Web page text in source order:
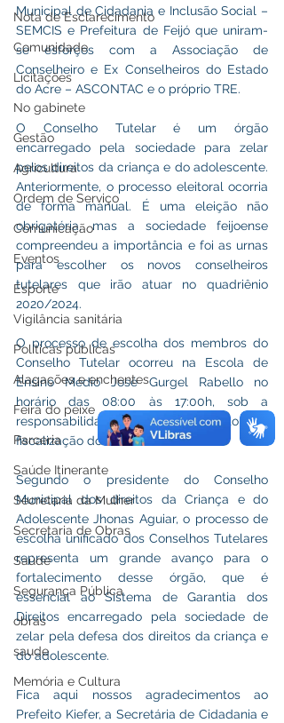
Nota de Esclarecimento
Comunidade
Licitações
No gabinete
Gestão
Agricultura
Ordem de Serviço
Comunicação
Eventos
Esporte
Vigilância sanitária
Políticas públicas
Alagações e enchentes
Feira do peixe
Parceria
Saúde Itinerante
Secretaria da Mulher
Secretaria de Obras
Saúde
Segurança Pública
obras
saude
Memória e Cultura
Municipal de Cidadania e Inclusão Social –
SEMCIS e Prefeitura de Feijó que uniram-
se esforços com a Associação de
Conselheiro e Ex Conselheiros do Estado
do Acre – ASCONTAC e o próprio TRE.
O Conselho Tutelar é um órgão
encarregado pela sociedade para zelar
pelos direitos da criança e do adolescente.
Anteriormente, o processo eleitoral ocorria
de forma manual. É uma eleição não
obrigatória, mas a sociedade feijoense
compreendeu a importância e foi as urnas
para escolher os novos conselheiros
tutelares que irão atuar no quadriênio
2020/2024.
O processo de escolha dos membros do
Conselho Tutelar ocorreu na Escola de
Ensino Médio José Gurgel Rabello no
horário das 08:00 às 17:00h, sob a
responsabilidade da comissão eleitoral e
fiscalização do Ministério Público.
Segundo o presidente do Conselho
Municipal dos direitos da Criança e do
Adolescente Jhonas Aguiar, o processo de
escolha unificado dos Conselhos Tutelares
representa um grande avanço para o
fortalecimento desse órgão, que é
essencial ao Sistema de Garantia dos
Direitos encarregado pela sociedade de
zelar pela defesa dos direitos da criança e
do adolescente.
Fica aqui nossos agradecimentos ao
Prefeito Kiefer, a Secretária de Cidadania e